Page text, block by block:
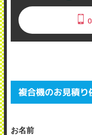
複合機のお見積り
お名前